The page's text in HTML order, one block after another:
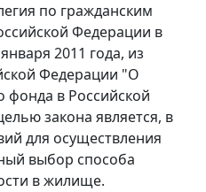
по гражданским
Федерации в
2011 года, из
Федерации "О
в Российской
закона является, в
для осуществления
выбор способа
в жилище.